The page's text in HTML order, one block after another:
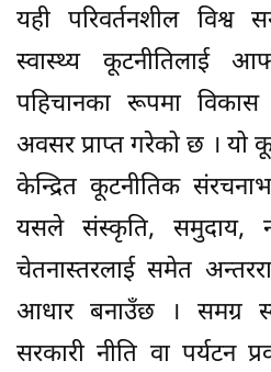
यही परिवर्तनशील विश्व
स्वास्थ्य कूटनीतिलाई
पहिचानका रूपमा
अवसर प्राप्त गरेको छ । यो
केन्द्रित कूटनीतिक
यसले संस्कृति, समुदाय,
चेतनास्तरलाई समेत
आधार बनाउँछ । समग्र
सरकारी नीति वा पर्यटन